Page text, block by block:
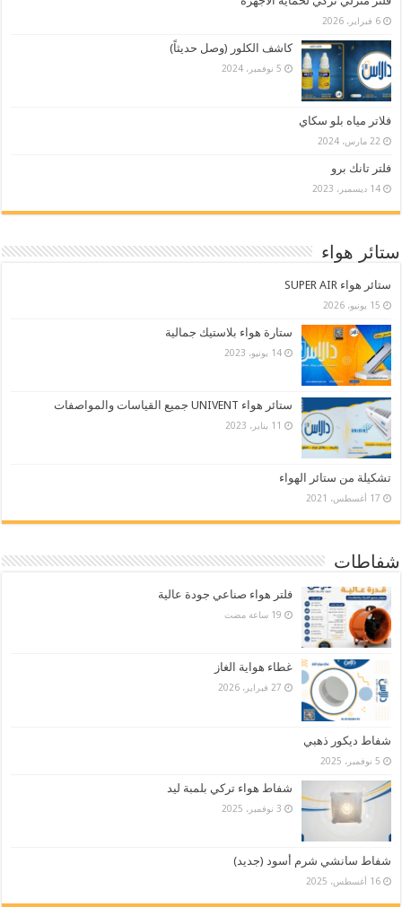
6 فبراير، 2026
كاشف الكلور (وصل حديثاً)
5 نوفمبر، 2024
فلاتر مياه بلو سكاي
22 مارس، 2024
فلتر تانك برو
14 ديسمبر، 2023
ستائر هواء
ستائر هواء SUPER AIR
15 يونيو، 2026
ستارة هواء بلاستيك جمالية
14 يونيو، 2023
ستائر هواء UNIVENT جميع القياسات والمواصفات
11 يناير، 2023
تشكيلة من ستائر الهواء
17 أغسطس، 2021
شفاطات
فلتر هواء صناعي جودة عالية
غطاء هواية الغاز
27 فبراير، 2026
شفاط ديكور ذهبي
5 نوفمبر، 2025
شفاط هواء تركي بلمبة ليد
3 نوفمبر، 2025
شفاط سانشي شرم أسود (جديد)
16 أغسطس، 2025